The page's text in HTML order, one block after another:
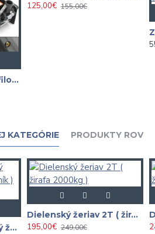
Hydraulický nízkoprofilový zdvihák 3 tonový BJC
125,00€ 155,00€
KATEGÓRIE PRODUKTY
Balancer na dielenský žeriav ( vyvažovací nosník ) 750kg
Dielenský žeriav 2T ( žirafa 2000kg )
195,00€ 249,00€